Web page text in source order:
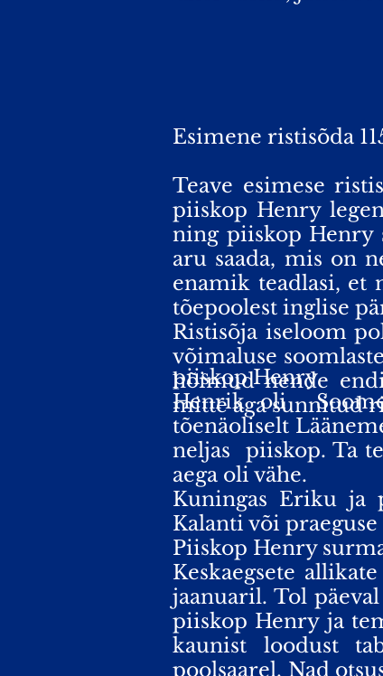
Esimene ristisõda
Teave esimese
piiskop Henry
ning piiskop Henry
aru saada, mis on
enamik teadlasi, et
tõepoolest inglise
Ristisõja iseloom
võimaluse
hõimud nende
mitte aga sunnitud
piiskop Henry
Henrik oli
tõenäoliselt
neljas
piiskop. Ta
aega oli vähe.
Kuningas Eriku ja
Kalanti või
Piiskop Henry
Keskaegsete
jaanuaril. Tol
piiskop Henry ja
kaunist loodust
poolsaarel. Nad